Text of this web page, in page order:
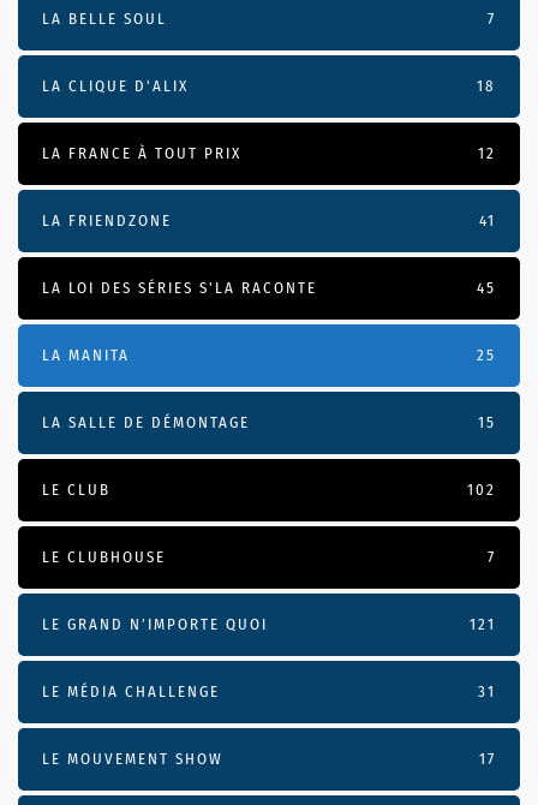
LA BELLE SOUL 7
LA CLIQUE D'ALIX 18
LA FRANCE À TOUT PRIX 12
LA FRIENDZONE 41
LA LOI DES SÉRIES S'LA RACONTE 45
LA MANITA 25
LA SALLE DE DÉMONTAGE 15
LE CLUB 102
LE CLUBHOUSE 7
LE GRAND N’IMPORTE QUOI 121
LE MÉDIA CHALLENGE 31
LE MOUVEMENT SHOW 17